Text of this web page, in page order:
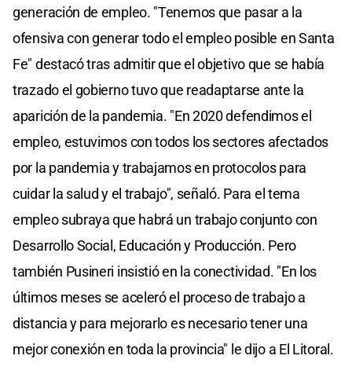
generación de empleo. "Tenemos que pasar a la
ofensiva con generar todo el empleo posible en Santa
Fe" destacó tras admitir que el objetivo que se había
trazado el gobierno tuvo que readaptarse ante la
aparición de la pandemia. "En 2020 defendimos el
empleo, estuvimos con todos los sectores afectados
por la pandemia y trabajamos en protocolos para
cuidar la salud y el trabajo", señaló. Para el tema
empleo subraya que habrá un trabajo conjunto con
Desarrollo Social, Educación y Producción. Pero
también Pusineri insistió en la conectividad. "En los
últimos meses se aceleró el proceso de trabajo a
distancia y para mejorarlo es necesario tener una
mejor conexión en toda la provincia" le dijo a El Litoral.